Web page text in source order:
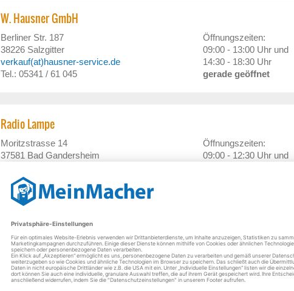
W. Hausner GmbH
Berliner Str. 187
38226 Salzgitter
verkauf(at)hausner-service.de
Tel.: 05341 / 61 045
Öffnungszeiten:
09:00 - 13:00 Uhr und
14:30 - 18:30 Uhr
gerade geöffnet
Radio Lampe
Moritzstrasse 14
37581 Bad Gandersheim
Tel.: 05382 / 93 26 233
Öffnungszeiten:
09:00 - 12:30 Uhr und
Benfer Hifi TV Video Sat Telecom
Heutorstr. 1a
32825 Blomberg
info(at)benfer-blomberg.de
Tel.: 05235 - 81 13
Öffnungszeiten:
09:00 - 13:00 Uhr und
14:30 - 18:00 Uhr
gerade geöffnet